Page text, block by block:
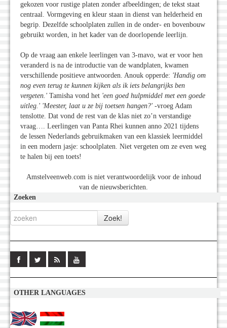
gekozen voor rustige platen zonder afbeeldingen; de tekst staat
centraal. Vormgeving en kleur staan in dienst van helderheid en
begrip. Dezelfde schoolplaten zullen in de onder- en bovenbouw
gebruikt worden, in het kader van de doorlopende leerlijn.
Op de vraag aan enkele leerlingen van 3-mavo, wat er voor hen
veranderd is na de introductie van de wandplaten, kwamen
verschillende positieve antwoorden. Anouk opperde: 'Handig om
nog even terug te kunnen kijken als ik iets belangrijks ben
vergeten.' Tamisha vond het 'een goed hulpmiddel met een goede
uitleg.' 'Meester, laat u ze bij toetsen hangen?' -vroeg Adam
tenslotte. Dat vond de rest van de klas niet zo’n verstandige
vraag…. Leerlingen van Panta Rhei kunnen anno 2021 tijdens
de lessen Nederlands gebruikmaken van een klassiek leermiddel
in een modern jasje: schoolplaten. Niet vergeten om ze even weg
te halen bij een toets!
Amstelveenweb.com is niet verantwoordelijk voor de inhoud
van de nieuwsberichten.
Zoeken
OTHER LANGUAGES